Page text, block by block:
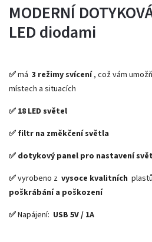
MODERNÍ
LED diodami
✅má 3 režimy svícení , což vám
místech a situacích
✅ 18 LED světel
✅ filtr na změkčení světla
✅ dotykový panel pro nastavení
✅vyrobeno z vysoce kvalitních plastů
poškrábání a poškození
✅Napájení: USB 5V / 1A